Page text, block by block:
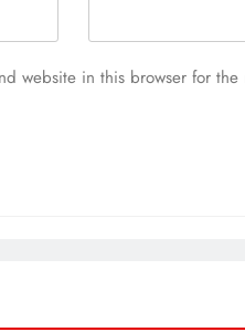
website in this browser for